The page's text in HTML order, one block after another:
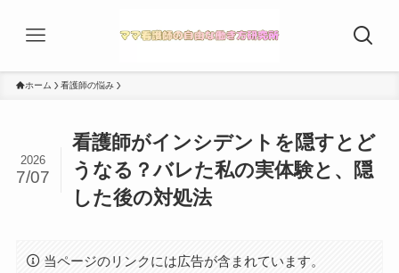
ホーム 看護師の悩み
看護師がインシデントを隠すとど
うなる？バレた私の実体験と、隠
した後の対処法
2026
7/07
当ページのリンクには広告が含まれています。